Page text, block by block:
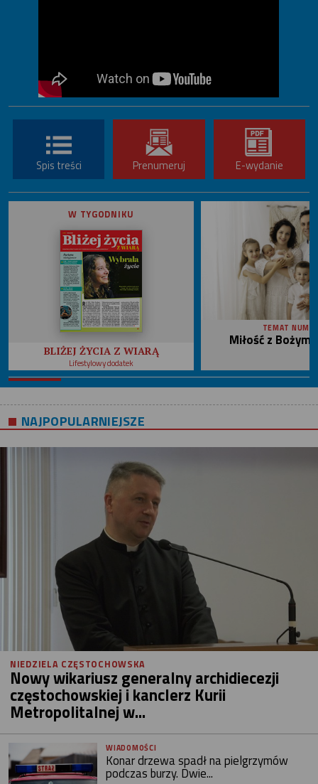
Spis treści Prenumeruj E-wydanie
W TYGODNIKU
BLIŻEJ ŻYCIA Z WIARĄ
Lifestylowy dodatek
TEMAT
Miłość z
NAJPOPULARNIEJSZE
NIEDZIELA CZĘSTOCHOWSKA
Nowy wikariusz generalny archidiecezji
częstochowskiej i kanclerz Kurii
Metropolitalnej w...
WIADOMOŚCI
Konar drzewa spadł na pielgrzymów
podczas burzy. Dwie...